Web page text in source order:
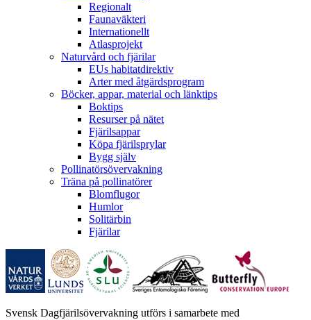
Regionalt
Faunaväkteri
Internationellt
Atlasprojekt
Naturvård och fjärilar
EUs habitatdirektiv
Arter med åtgärdsprogram
Böcker, appar, material och länktips
Boktips
Resurser på nätet
Fjärilsappar
Köpa fjärilsprylar
Bygg själv
Pollinatörsövervakning
Träna på pollinatörer
Blomflugor
Humlor
Solitärbin
Fjärilar
Svensk Dagfjärilsövervakning utförs i samarbete med